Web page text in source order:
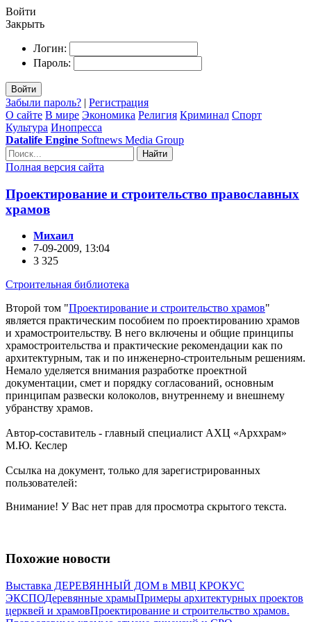
Войти
Закрыть
Логин:
Пароль:
Войти
Забыли пароль? | Регистрация
О сайте В мире Экономика Религия Криминал Спорт
Культура Инопресса
Datalife Engine Softnews Media Group
Найти
Полная версия сайта
Проектирование и строительство православных
храмов
Михаил
7-09-2009, 13:04
3 325
Строительная библиотека
Второй том "Проектирование и строительство храмов"
является практическим пособием по проектированию храмов
и храмостроительству. В него включены и общие принципы
храмостроительства и практические рекомендации как по
архитектурным, так и по инженерно-строительным решениям.
Немало уделяется внимания разработке проектной
документации, смет и порядку согласований, основным
принципам развески колоколов, внутреннему и внешнему
убранству храмов.
Автор-составитель - главный специалист АХЦ «Арххрам»
М.Ю. Кеслер
Ссылка на документ, только для зарегистрированных
пользователей:
Внимание! У Вас нет прав для просмотра скрытого текста.
Похожие новости
Выставка ДЕРЕВЯННЫЙ ДОМ в МВЦ КРОКУС
ЭКСПОДеревянные храмыПримеры архитектурных проектов
церквей и храмовПроектирование и строительство храмов.